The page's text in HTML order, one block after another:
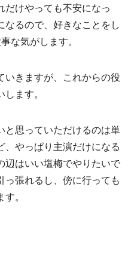
けやっても不安になっ
なるので、好きなことをし
な気がします。
いきますが、これからの役
ます。
と思っていただけるのは単
やっぱり主演だけになる
辺はいい塩梅でやりたいで
張れるし、傍に行っても
。